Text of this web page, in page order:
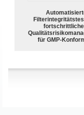
für GMP-